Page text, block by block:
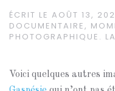
ÉCRIT LE AOÛT 13,
DOCUMENTAIRE,
PHOTOGRAPHIQUE .
Voici quelques autres